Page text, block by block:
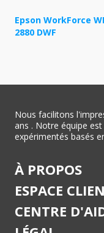
Epson WorkForce
2880 DWF
Nous facilitons
ans . Notre équipe
expérimentés basés
À PROPOS
ESPACE
CENTRE